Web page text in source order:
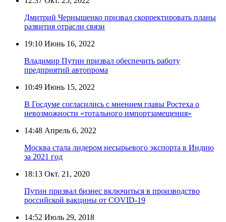
Дмитрий Чернышенко призвал скорректировать планы
развития отрасли связи
19:10 Июнь 16, 2022
Владимир Путин призвал обеспечить работу
предприятий автопрома
10:49 Июнь 15, 2022
В Госдуме согласились с мнением главы Ростеха о
невозможности «тотального импортзамещения»
14:48 Апрель 6, 2022
Москва стала лидером несырьевого экспорта в Индию
за 2021 год
18:13 Окт. 21, 2020
Путин призвал бизнес включиться в производство
российской вакцины от COVID-19
14:52 Июль 29, 2018